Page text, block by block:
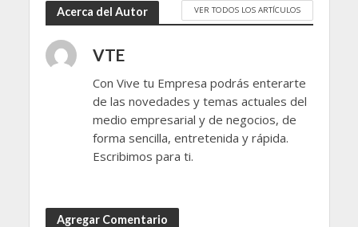
Acerca del Autor VER TODOS LOS ARTÍCULOS
VTE
Con Vive tu Empresa podrás enterarte
de las novedades y temas actuales del
medio empresarial y de negocios, de
forma sencilla, entretenida y rápida.
Escribimos para ti.
Agregar Comentario